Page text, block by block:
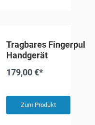
Tragbares
Handgerät
179,00 €*
Zum Produkt